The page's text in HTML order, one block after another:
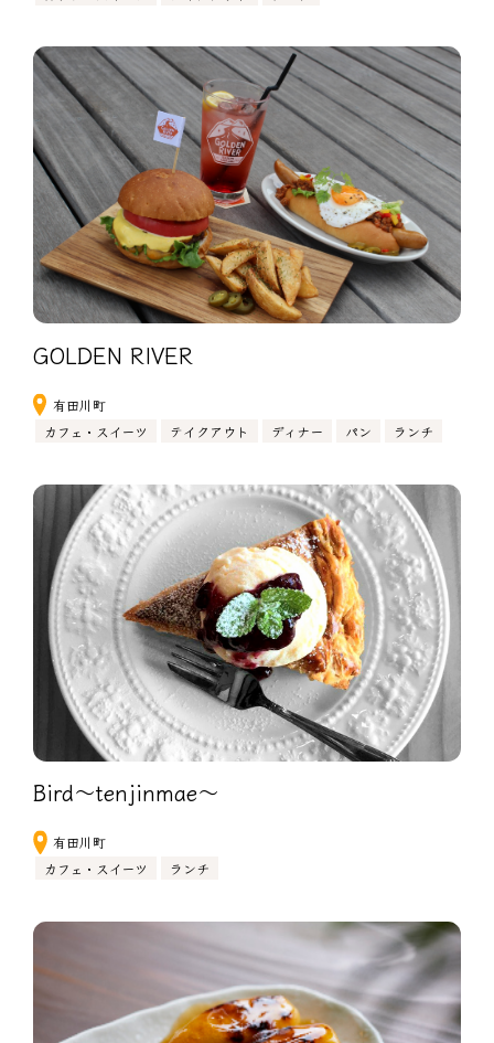
GOLDEN RIVER
有田川町
カフェ・スイーツ
テイクアウト ディナー パン ランチ
Bird～tenjinmae～
有田川町
カフェ・スイーツ
ランチ